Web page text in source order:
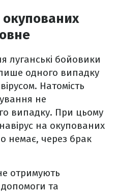
окупованих
луганські бойовики
одного випадку
Натомість
не
випадку. При цьому
на окупованих
немає, через брак
отримують
та